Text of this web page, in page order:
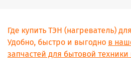
Где купить ТЭН (нагреватель)
Удобно, быстро и выгодно в
запчастей для бытовой техники